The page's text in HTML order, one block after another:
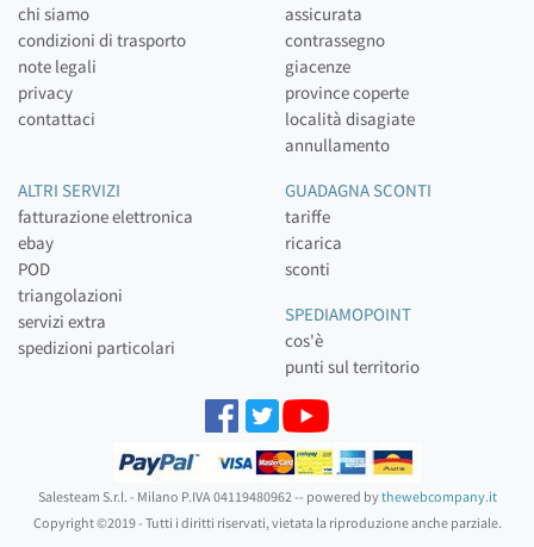
chi siamo
condizioni di trasporto
note legali
privacy
contattaci
assicurata
contrassegno
giacenze
province coperte
località disagiate
annullamento
ALTRI SERVIZI
fatturazione elettronica
ebay
POD
triangolazioni
servizi extra
spedizioni particolari
GUADAGNA SCONTI
tariffe
ricarica
sconti
SPEDIAMOPOINT
cos'è
punti sul territorio
Salesteam S.r.l. - Milano P.IVA 04119480962 -- powered bythewebcompany.it
Copyright ©2019 - Tutti i diritti riservati, vietata la riproduzione anche parziale.